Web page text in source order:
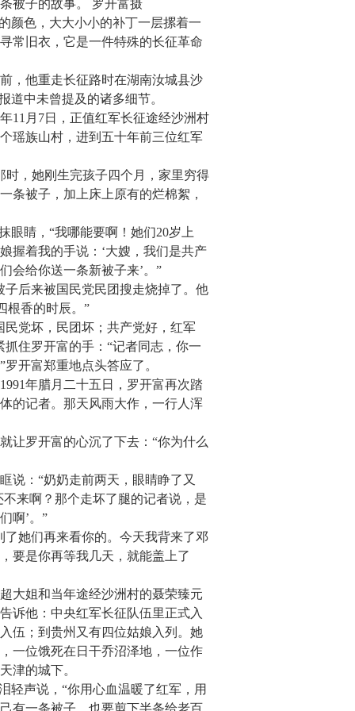
被子的故事。 罗开富摄
颜色，大大小小的补丁一层摞着一
常旧衣，它是一件特殊的长征革命
，他重走长征路时在湖南汝城县沙
道中未曾提及的诸多细节。
11月7日，正值红军长征途经沙洲村
瑶族山村，进到五十年前三位红军
时，她刚生完孩子四个月，家里穷得
条被子，加上床上原有的烂棉絮，
眼睛，“我哪能要啊！她们20岁上
握着我的手说：‘大嫂，我们是共产
会给你送一条新被子来’。”
后来被国民党民团搜走烧掉了。他
根香的时辰。”
党坏，民团坏；共产党好，红军
住罗开富的手：“记者同志，你一
开富郑重地点头答应了。
1991年腊月二十五日，罗开富再次踏
的记者。那天风雨大作，一行人浑
让罗开富的心沉了下去： “你为什么
说： “奶奶走前两天，眼睛睁了又
来啊？那个走坏了腿的记者说，是
啊’。”
了她们再来看你的。今天我背来了邓
要是你再等我几天，就能盖上了
大姐和当年途经沙洲村的聂荣臻元
诉他：中央红军长征队伍里正式入
伍；到贵州又有四位姑娘入列。她
一位饿死在日干乔沼泽地，一位作
津的城下。
轻声说，“你用心血温暖了红军，用
有一条被子，也要剪下半条给老百